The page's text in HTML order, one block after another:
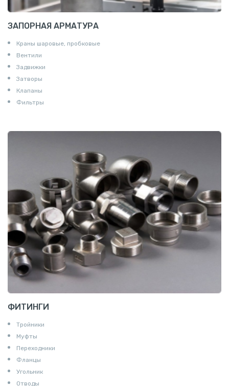
ЗАПОРНАЯ АРМАТУРА
Краны шаровые, пробковые
Вентили
Задвижки
Затворы
Клапаны
Фильтры
ФИТИНГИ
Тройники
Муфты
Переходники
Фланцы
Угольник
Отводы